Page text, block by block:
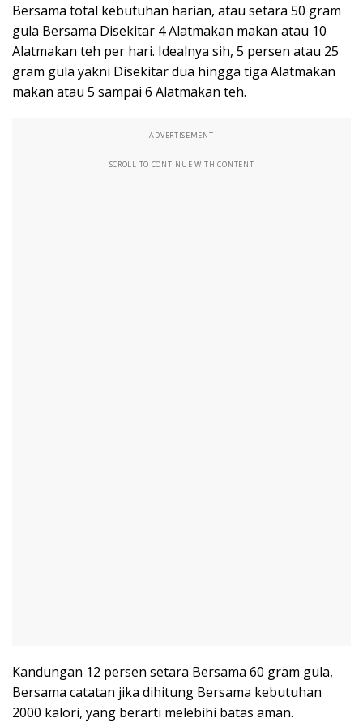
Bersama total kebutuhan harian, atau setara 50 gram
gula Bersama Disekitar 4 Alatmakan makan atau 10
Alatmakan teh per hari. Idealnya sih, 5 persen atau 25
gram gula yakni Disekitar dua hingga tiga Alatmakan
makan atau 5 sampai 6 Alatmakan teh.
ADVERTISEMENT
SCROLL TO CONTINUE WITH CONTENT
Kandungan 12 persen setara Bersama 60 gram gula,
Bersama catatan jika dihitung Bersama kebutuhan
2000 kalori, yang berarti melebihi batas aman.